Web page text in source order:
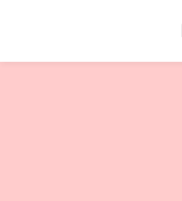
content